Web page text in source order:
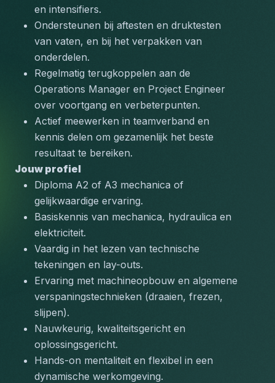
en intensifiers.
Ondersteunen bij aftesten en druktesten
van vaten, en bij het verpakken van
onderdelen.
Regelmatig terugkoppelen aan de
Operations Manager en Project Engineer
over voortgang en verbeterpunten.
Actief meewerken in teamverband en
kennis delen om gezamenlijk het beste
resultaat te bereiken.
Jouw profiel
Diploma A2 of A3 mechanica of
gelijkwaardige ervaring.
Basiskennis van mechanica, hydraulica en
elektriciteit.
Vaardig in het lezen van technische
tekeningen en lay-outs.
Ervaring met machineopbouw en algemene
verspaningstechnieken (draaien, frezen,
slijpen).
Nauwkeurig, kwaliteitsgericht en
oplossingsgericht.
Hands-on mentaliteit en flexibel in een
dynamische werkomgeving.